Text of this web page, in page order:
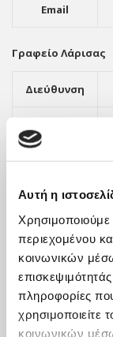
Αυτή η
περιεχομένου
κοινωνικών
πληροφορίες
χρησιμοποιείτε
κοινωνικών
Email
Γραφείο Λάρισας
Διεύθυνση
Φαξ
Email